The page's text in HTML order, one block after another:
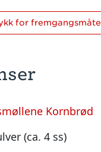
Kornbrød
(ca. 4 ss)
for fremgangsmåte